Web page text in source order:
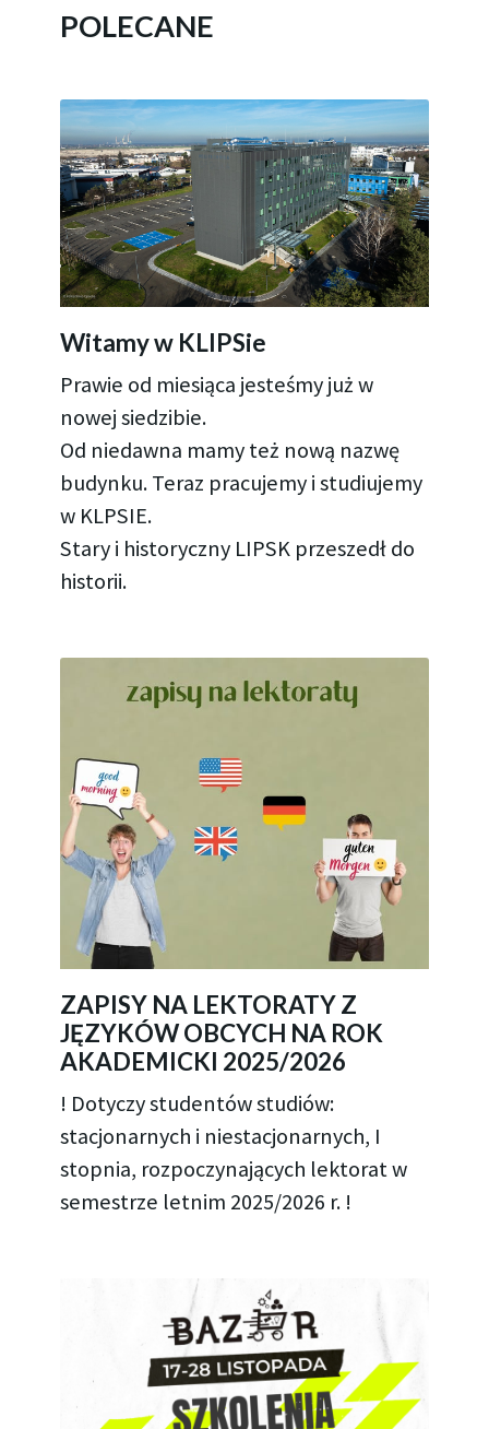
POLECANE
Witamy w KLIPSie
Prawie od miesiąca jesteśmy już w
nowej siedzibie.
Od niedawna mamy też nową nazwę
budynku. Teraz pracujemy i studiujemy
w KLPSIE.
Stary i historyczny LIPSK przeszedł do
historii.
ZAPISY NA LEKTORATY Z
JĘZYKÓW OBCYCH NA ROK
AKADEMICKI 2025/2026
! Dotyczy studentów studiów:
stacjonarnych i niestacjonarnych, I
stopnia, rozpoczynających lektorat w
semestrze letnim 2025/2026 r. !